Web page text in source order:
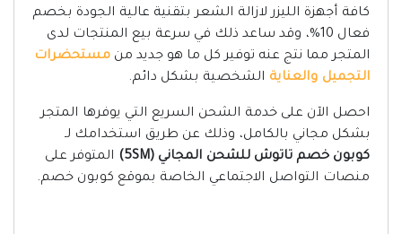
كافة أجهزة الليزر لازالة الشعر بتقنية عالية الجودة بخصم
فعال 10%، وقد ساعد ذلك في سرعة بيع المنتجات لدى
المتجر مما نتج عنه توفير كل ما هو جديد من مستحضرات
التجميل والعناية الشخصية بشكل دائم.
احصل الآن على خدمة الشحن السريع التي يوفرها المتجر
بشكل مجاني بالكامل، وذلك عن طريق استخدامك لـ
كوبون خصم تاتوش للشحن المجاني (5SM)
المتوفر على
منصات التواصل الاجتماعي الخاصة بموقع كوبون خصم.